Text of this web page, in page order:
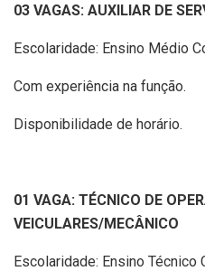
03 VAGAS: AUXILIAR DE
Escolaridade: Ensino Médio
Com experiência na função.
Disponibilidade de horário.
01 VAGA: TÉCNICO DE
VEICULARES/MECÂNICO
Escolaridade: Ensino Técnico